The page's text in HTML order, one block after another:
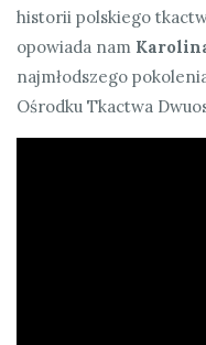
historii polskiego
opowiada nam
najmłodszego
Ośrodku Tkactwa